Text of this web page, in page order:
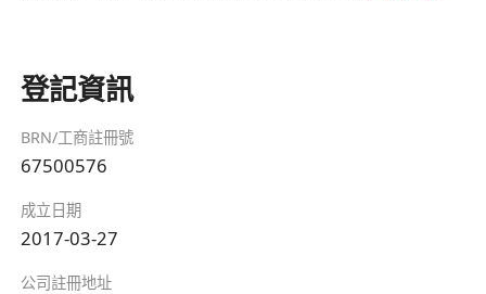
登記資訊
BRN/工商註冊號
67500576
成立日期
2017-03-27
公司註冊地址